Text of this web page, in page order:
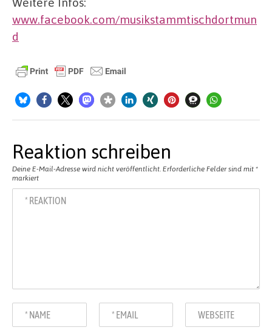
www.facebook.com/musikstammtischdortmun
d
Reaktion schreiben
Deine E-Mail-Adresse wird nicht veröffentlicht. Erforderliche Felder sind mit *
markiert